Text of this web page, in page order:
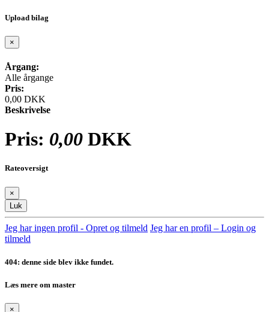
Upload bilag
×
Årgang:
Alle årgange
Pris:
0,00 DKK
Beskrivelse
Pris: 0,00 DKK
Rateoversigt
×
Luk
Jeg har ingen profil - Opret og tilmeld Jeg har en profil – Login og
tilmeld
404: denne side blev ikke fundet.
Læs mere om master
×